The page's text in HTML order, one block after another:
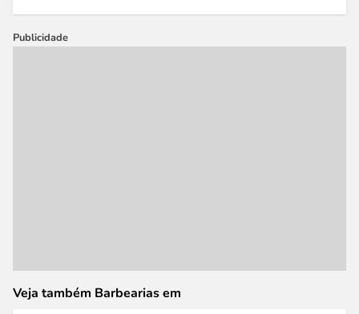
Publicidade
Veja também Barbearias em